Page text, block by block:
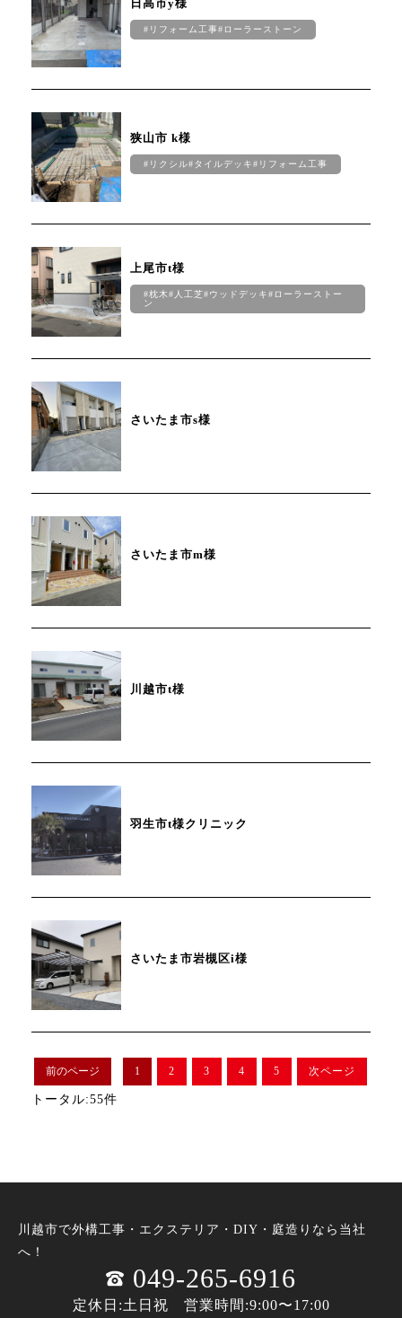
日高市y様
#リフォーム工事#ローラーストーン
狭山市 k様
#リクシル#タイルデッキ#リフォーム工事
上尾市t様
#枕木#人工芝#ウッドデッキ#ローラーストー
ン
さいたま市s様
さいたま市m様
川越市t様
羽生市t様クリニック
さいたま市岩槻区i様
前のページ 1 2 3 4 5 次ページ
トータル:55件
川越市で外構工事・エクステリア・DIY・庭造りなら当社
へ！
049-265-6916
定休日:土日祝 営業時間:9:00〜17:00